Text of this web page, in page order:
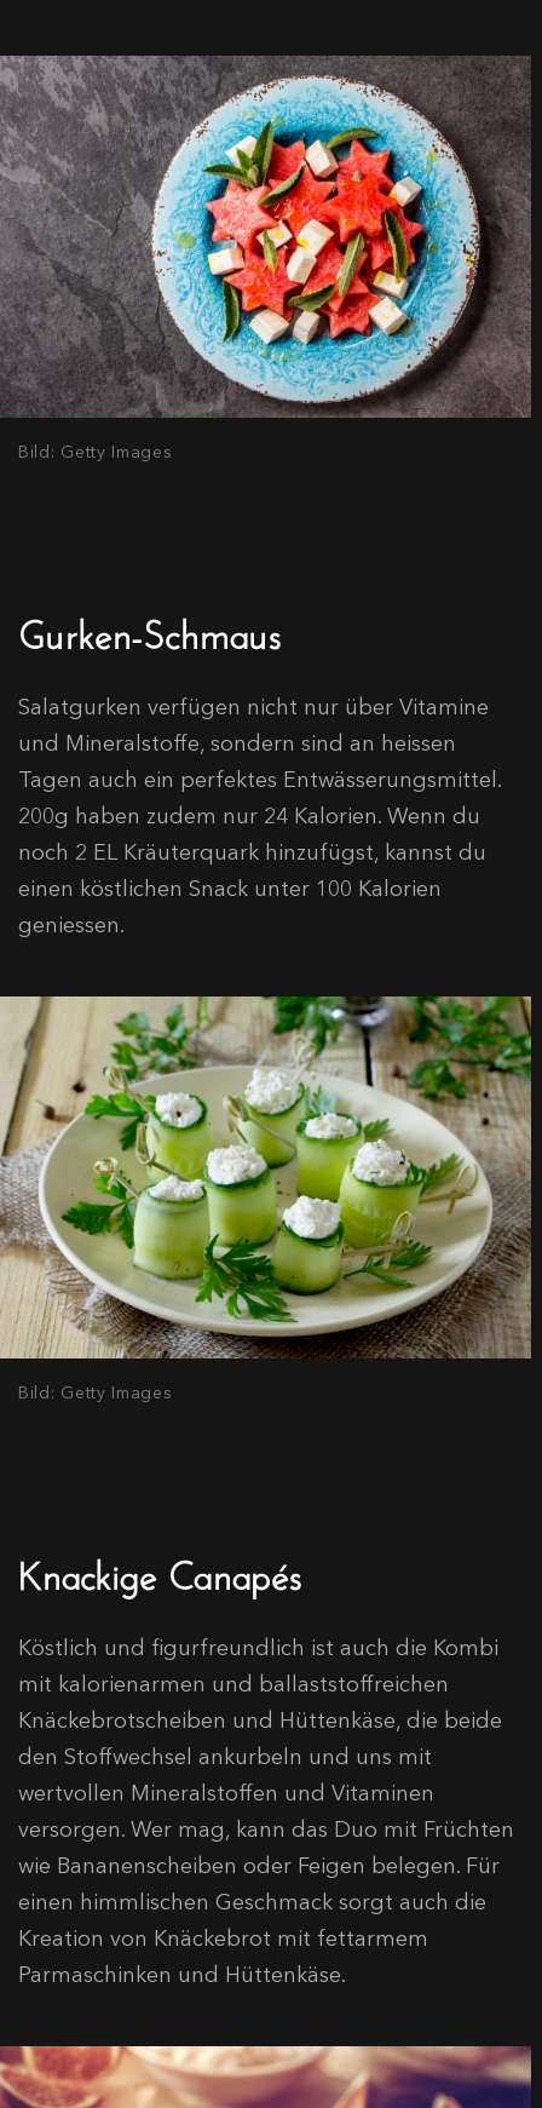
Bild: Getty Images
Gurken-Schmaus
Salatgurken verfügen nicht nur über Vitamine
und Mineralstoffe, sondern sind an heissen
Tagen auch ein perfektes Entwässerungsmittel.
200g haben zudem nur 24 Kalorien. Wenn du
noch 2 EL Kräuterquark hinzufügst, kannst du
einen köstlichen Snack unter 100 Kalorien
geniessen.
Bild: Getty Images
Knackige Canapés
Köstlich und figurfreundlich ist auch die Kombi
mit kalorienarmen und ballaststoffreichen
Knäckebrotscheiben und Hüttenkäse, die beide
den Stoffwechsel ankurbeln und uns mit
wertvollen Mineralstoffen und Vitaminen
versorgen. Wer mag, kann das Duo mit Früchten
wie Bananenscheiben oder Feigen belegen. Für
einen himmlischen Geschmack sorgt auch die
Kreation von Knäckebrot mit fettarmem
Parmaschinken und Hüttenkäse.